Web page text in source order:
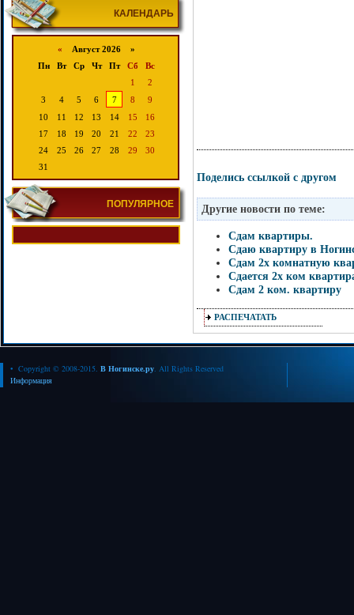
КАЛЕНДАРЬ
« Август 2026 »
Пн
Вт Ср Чт Пт Сб
Вс
1
2
3
4 5 6 7 8
9
10
11 12 13 14 15
16
17
18 19 20 21 22
23
24
25 26 27 28 29
30
31
ПОПУЛЯРНОЕ
Поделись ссылкой с другом
Другие новости по теме:
Сдам квартиры.
Сдаю квартиру в
Сдам 2х комнатную
Сдается 2х ком
Сдам 2 ком. квартиру
РАСПЕЧАТАТЬ
• Copyright © 2008-2015. В Ногинске.ру. All Rights Reserved
Информация